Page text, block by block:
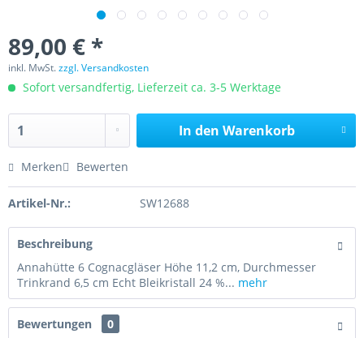
89,00 € *
inkl. MwSt.zzgl. Versandkosten
Sofort versandfertig, Lieferzeit ca. 3-5 Werktage
In den Warenkorb
Merken Bewerten
Artikel-Nr.: SW12688
Beschreibung
Annahütte 6 Cognacgläser Höhe 11,2 cm, Durchmesser
Trinkrand 6,5 cm Echt Bleikristall 24 %... mehr
Bewertungen
0